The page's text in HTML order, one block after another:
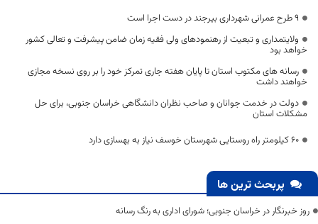
9 طرح عمرانی شهرداری بیرجند در دست اجرا است
ولایتمداری و تبعیت از رهنمودهای ولی فقیه زمان ضامن پیشرفت و تعالی کشور
خواهد بود
رسانه های مکتوب استان تا پایان هفته جاری تمرکز خود را بر روی نسخه مجازی
خواهند داشت
دولت در خدمت جوانان و صاحب نظران دانشگاهی خراسان جنوبی، برای حل
مشکلات استان
۶۰ کیلومتر راه روستایی شهرستان خوسف نیاز به بهسازی دارد
پربحث ترین ها
روز خبرنگار در خراسان جنوبی؛ شورای اداری به رنگ رسانه